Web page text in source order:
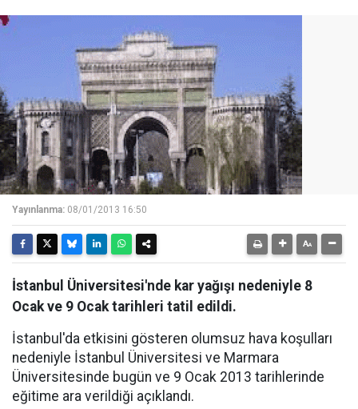
Yayınlanma: 08/01/2013 16:50
İstanbul Üniversitesi'nde kar yağışı nedeniyle 8
Ocak ve 9 Ocak tarihleri tatil edildi.
İstanbul'da etkisini gösteren olumsuz hava koşulları
nedeniyle İstanbul Üniversitesi ve Marmara
Üniversitesinde bugün ve 9 Ocak 2013 tarihlerinde
eğitime ara verildiği açıklandı.